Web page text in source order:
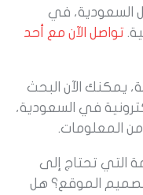
السعودية، في
تواصل الآن مع
أحد
يمكنك الآن البحث
في السعودية،
المعلومات.
التي تحتاج إلى
تصميم الموقع؟ هل